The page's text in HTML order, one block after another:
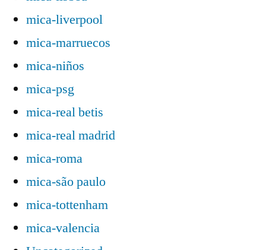
mica-liverpool
mica-marruecos
mica-niños
mica-psg
mica-real betis
mica-real madrid
mica-roma
mica-são paulo
mica-tottenham
mica-valencia